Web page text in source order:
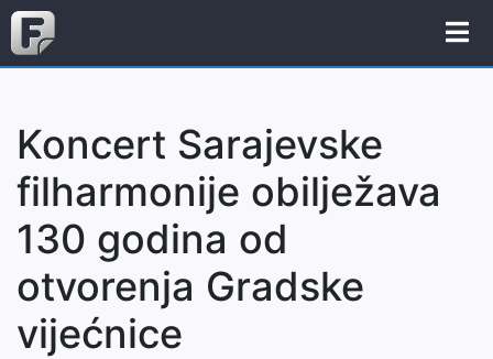
Koncert Sarajevske
filharmonije obilježava
130 godina od
otvorenja Gradske
vijećnice